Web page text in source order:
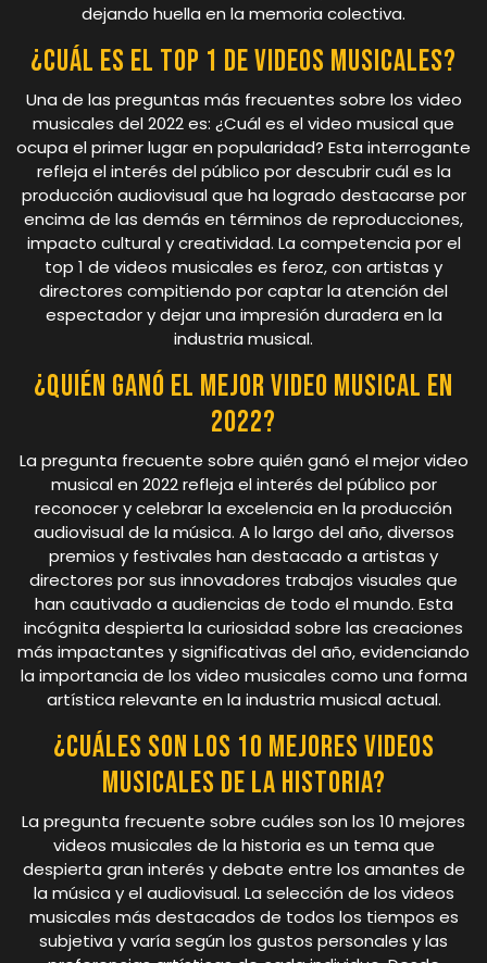
dejando huella en la memoria colectiva.
¿Cuál es el top 1 de videos musicales?
Una de las preguntas más frecuentes sobre los video
musicales del 2022 es: ¿Cuál es el video musical que
ocupa el primer lugar en popularidad? Esta interrogante
refleja el interés del público por descubrir cuál es la
producción audiovisual que ha logrado destacarse por
encima de las demás en términos de reproducciones,
impacto cultural y creatividad. La competencia por el
top 1 de videos musicales es feroz, con artistas y
directores compitiendo por captar la atención del
espectador y dejar una impresión duradera en la
industria musical.
¿Quién ganó el mejor video musical en
2022?
La pregunta frecuente sobre quién ganó el mejor video
musical en 2022 refleja el interés del público por
reconocer y celebrar la excelencia en la producción
audiovisual de la música. A lo largo del año, diversos
premios y festivales han destacado a artistas y
directores por sus innovadores trabajos visuales que
han cautivado a audiencias de todo el mundo. Esta
incógnita despierta la curiosidad sobre las creaciones
más impactantes y significativas del año, evidenciando
la importancia de los video musicales como una forma
artística relevante en la industria musical actual.
¿Cuáles son los 10 mejores videos
musicales de la historia?
La pregunta frecuente sobre cuáles son los 10 mejores
videos musicales de la historia es un tema que
despierta gran interés y debate entre los amantes de
la música y el audiovisual. La selección de los videos
musicales más destacados de todos los tiempos es
subjetiva y varía según los gustos personales y las